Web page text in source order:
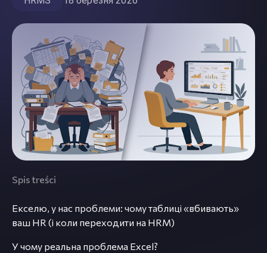
Spis treści
Екселю, у нас проблеми: чому таблиці «вбивають»
ваш HR (і коли переходити на HRM)
У чому реальна проблема Excel?